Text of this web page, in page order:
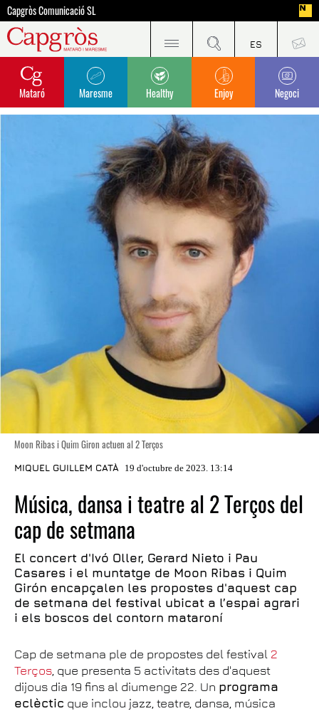
Capgròs Comunicació SL
Mataró Maresme Healthy Enjoy Negoci
Moon Ribas i Quim Giron actuen al 2 Terços
MIQUEL GUILLEM CATÀ 19 d'octubre de 2023. 13:14
Música, dansa i teatre al 2 Terços del
cap de setmana
El concert d'Ivó Oller, Gerard Nieto i Pau
Casares i el muntatge de Moon Ribas i Quim
Girón encapçalen les propostes d'aquest cap
de setmana del festival ubicat a l’espai agrari
i els boscos del contorn mataroní
Cap de setmana ple de propostes del festival 2
Terços, que presenta 5 activitats des d'aquest
dijous dia 19 fins al diumenge 22. Un programa
eclèctic que inclou jazz, teatre, dansa, música